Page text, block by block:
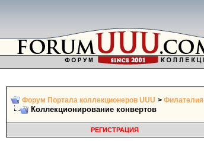
Форум Портала коллекционеров UUU > Филателия
Коллекционирование конвертов
РЕГИСТРАЦИЯ